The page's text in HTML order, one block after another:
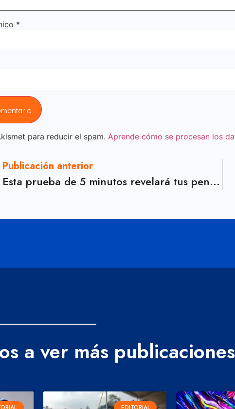
*
para reducir el spam. Aprende cómo se procesan los
Publicación anterior
Esta prueba de 5 minutos revelará tus pensamientos más íntimos
a ver más publicaciones